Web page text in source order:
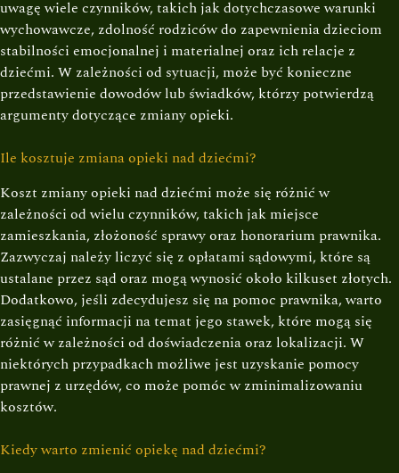
uwagę wiele czynników, takich jak dotychczasowe warunki
wychowawcze, zdolność rodziców do zapewnienia dzieciom
stabilności emocjonalnej i materialnej oraz ich relacje z
dziećmi. W zależności od sytuacji, może być konieczne
przedstawienie dowodów lub świadków, którzy potwierdzą
argumenty dotyczące zmiany opieki.
Ile kosztuje zmiana opieki nad dziećmi?
Koszt zmiany opieki nad dziećmi może się różnić w
zależności od wielu czynników, takich jak miejsce
zamieszkania, złożoność sprawy oraz honorarium prawnika.
Zazwyczaj należy liczyć się z opłatami sądowymi, które są
ustalane przez sąd oraz mogą wynosić około kilkuset złotych.
Dodatkowo, jeśli zdecydujesz się na pomoc prawnika, warto
zasięgnąć informacji na temat jego stawek, które mogą się
różnić w zależności od doświadczenia oraz lokalizacji. W
niektórych przypadkach możliwe jest uzyskanie pomocy
prawnej z urzędów, co może pomóc w zminimalizowaniu
kosztów.
Kiedy warto zmienić opiekę nad dziećmi?